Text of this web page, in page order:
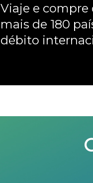
Viaje e compre
mais de 180
débito